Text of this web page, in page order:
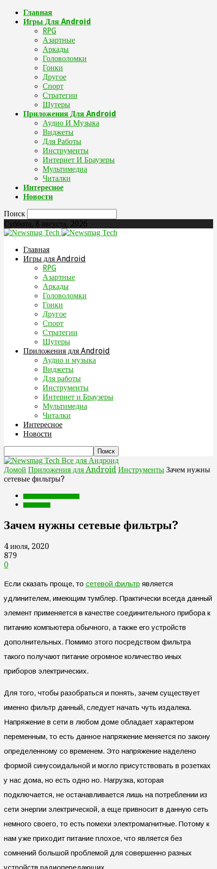
Главная
Игры Для Android
RPG
Азартные
Аркады
Головоломки
Гонки
Другое
Спорт
Стратегии
Шутеры
Приложения Для Android
Аудио И Музыка
Виджеты
Для Работы
Инструменты
Интернет И Браузеры
Мультимедиа
Читалки
Интересное
Новости
Поиск
Суббота, 8 августа, 2026
Главная
Игры для Android
RPG
Азартные
Аркады
Головоломки
Гонки
Другое
Спорт
Стратегии
Шутеры
Приложения для Android
Аудио и музыка
Виджеты
Для работы
Инструменты
Интернет и Браузеры
Мультимедиа
Читалки
Интересное
Новости
Все для Андроид
Домой Приложения для Android Инструменты Зачем нужны
сетевые фильтры?
Зачем нужны сетевые фильтры?
4 июля, 2020
879
0
Если сказать проще, то сетевой фильтр является
удлинителем, имеющим тумблер. Практически всегда данный
элемент применяется в качестве соединительного прибора к
питанию компьютера обычного, а также его устройств
дополнительных. Помимо этого посредством фильтра
такого получают питание огромное количество иных
приборов электрических.
Для того, чтобы разобраться и понять, зачем существует
именно фильтр данный, следует начать чуть издалека.
Напряжение в сети в любом доме обладает характером
переменным, то есть данное напряжение меняется по закону
определенному со временем. Это напряжение наделено
формой синусоидальной и могло присутствовать в розетках
у нас дома, но есть одно но. Нагрузка, которая
подключается, не останавливается лишь на потреблении из
сети энергии электрической, а еще привносит в данную сеть
немного своего, то есть помехи электромагнитные. Потому к
нам уже приходит питание плохое, что является без
сомнений большой проблемой для совершенно разных
устройств радиопередающих.